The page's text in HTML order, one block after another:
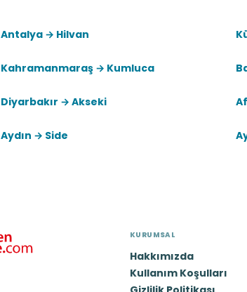
Antalya → Hilvan
Kahramanmaraş → Kumluca
Diyarbakır → Akseki
Aydın → Side
KURUMSAL
Hakkımızda
Kullanım Koşulları